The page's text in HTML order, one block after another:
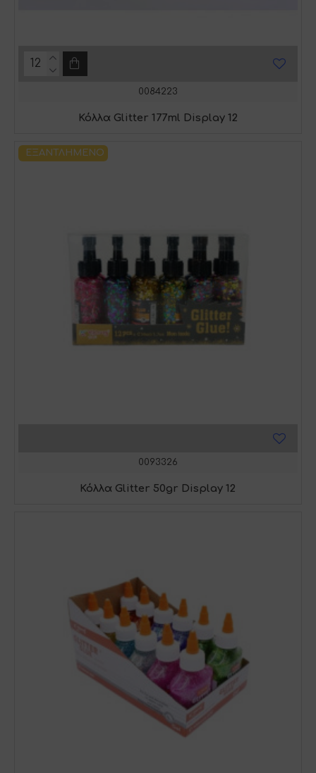
0084223
Κόλλα Glitter 177ml Display 12
ΕΞΑΝΤΛΗΜΈΝΟ
0093326
Κόλλα Glitter 50gr Display 12